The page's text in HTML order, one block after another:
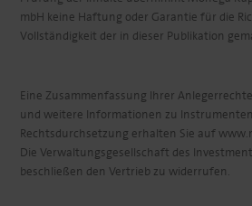
mbH keine Haftung oder Garantie für die
Vollständigkeit der in dieser Publikation
Eine Zusammenfassung Ihrer
und weitere Informationen zu
Rechtsdurchsetzung erhalten Sie auf
Die Verwaltungsgesellschaft des
beschließen den Vertrieb zu widerrufen.